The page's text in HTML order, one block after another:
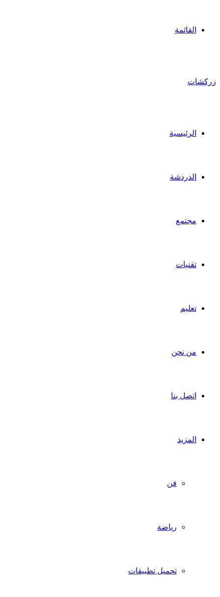
القائمة
زركشات
الرئيسية
الدردشة
مجتمع
تقنيات
تعليم
من نحن
اتصل بنا
المزيد
فن
رياضة
تحميل تطبيقات